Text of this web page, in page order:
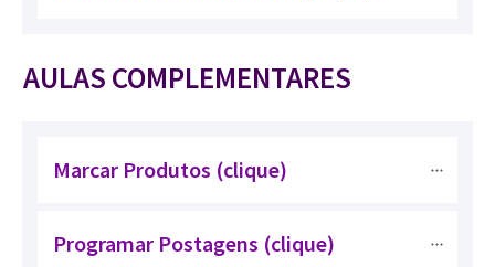
AULAS COMPLEMENTARES
Marcar Produtos (clique)
Programar Postagens (clique)